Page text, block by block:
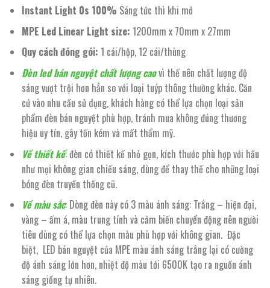
Instant Light 0s 100% Sáng tức thì khi mở
MPE Led Linear Light size: 1200mm x 70mm x 27mm
Quy cách đóng gói: 1 cái/hộp, 12 cái/thùng
Đèn led bán nguyệt chất lượng caovì thế nên chất lượng độ
sáng vượt trội hơn hẳn so với loại tuýp thông thường khác. Căn
cứ vào nhu cầu sử dụng, khách hàng có thể lựa chọn loại sản
phẩm đèn bán nguyệt phù hợp, tránh mua không đúng thương
hiệu uy tín, gây tốn kém và mất thẩm mỹ.
Về thiết kế: đèn có thiết kế nhỏ gọn, kích thước phù hợp với hầu
như mọi không gian chiếu sáng, dùng để thay thế cho những loại
bóng đèn truyền thống cũ.
Về màu sắc: Dòng đèn này có 3 màu ánh sáng: Trắng – hiện đại,
vàng – ấm á, màu trung tính và cảm biến chuyển động nên người
tiêu dùng có thể lựa chọn màu phù hợp với không gian. Đặc
biệt, LED bán nguyệt của MPE màu ánh sáng trắng lại có cường
độ ánh sáng lớn hơn, nhiệt độ màu tới 6500K tạo ra nguồn ánh
sáng giống tự nhiên.